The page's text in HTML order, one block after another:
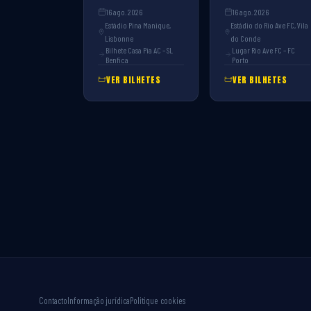
16 ago. 2026
Estádio Pina Manique,
Lisbonne
Bilhete Casa Pia AC – SL
Benfica
VER BILHETES
16 ago. 2026
Estádio do Rio Ave FC, Vila
do Conde
Lugar Rio Ave FC – FC
Porto
VER BILHETES
ContactoInformação jurídicaPolitique cookies